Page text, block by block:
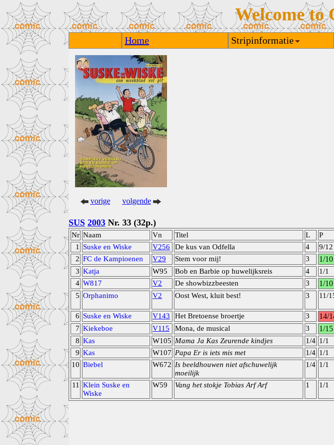
Welcome to
Home Stripinformatie
vorige volgende
SUS 2003 Nr. 33 (32p.)
Nr Naam Vn Titel L P
1
Suske en Wiske V256 De kus van Odfella 4 9/12
2 FC de Kampioenen V29 Stem voor mij! 3 1/10
3 Katja W95 Bob en Barbie op huwelijksreis 4 1/1
4 W817 V2 De showbizzbeesten 3 1/10
5 Orphanimo V2 Oost West, kluit best! 3 11/
6 Suske en Wiske V143 Het Bretoense broertje 3 14/
7 Kiekeboe V115 Mona, de musical 3 1/15
8 Kas W105 Mama Ja Kas Zeurende kindjes 1/4 1/1
9 Kas W107 Papa Er is iets mis met 1/4 1/1
10 Biebel W672 Is beeldhouwen niet afschuwelijk
moeilijk
1/4 1/1
11
Klein Suske en
Wiske
W59 Vang het stokje Tobias Arf Arf 1 1/1